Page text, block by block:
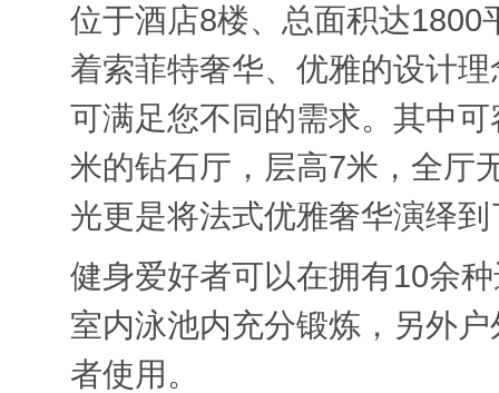
位于酒店8楼、总面积达
着索菲特奢华、优雅的设计
可满足您不同的需求。其中
米的钻石厅，层高7米，全厅
光更是将法式优雅奢华演绎
健身爱好者可以在拥有10余
室内泳池内充分锻炼，另外
者使用。